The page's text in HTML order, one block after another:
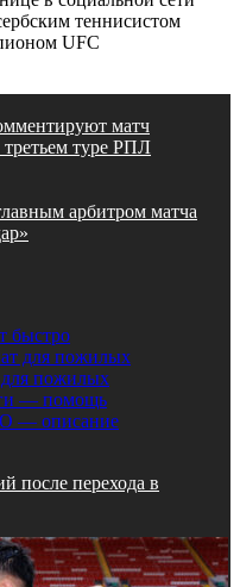
теннисистом
UFC
матч
туре РПЛ
арбитром матча
быстро
для пожилых
пожилых
— помощь
— описание
после перехода в